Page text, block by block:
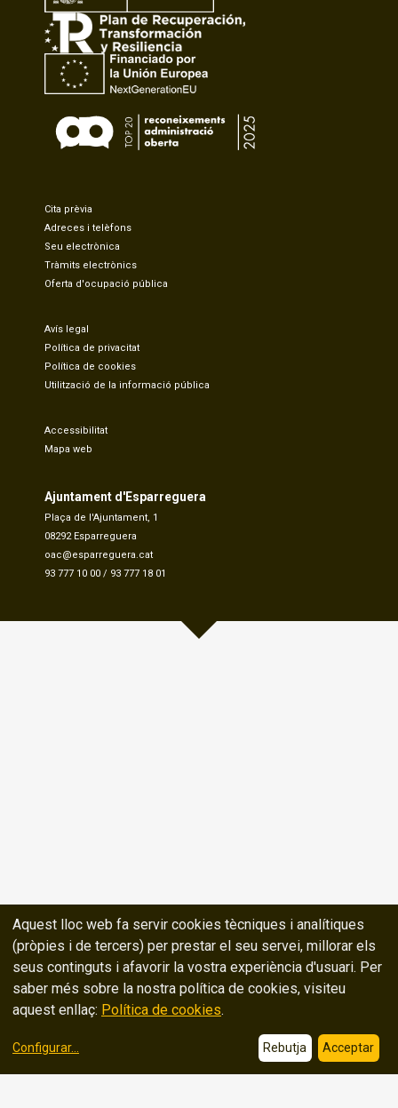
Cita prèvia
Adreces i telèfons
Seu electrònica
Tràmits electrònics
Oferta d'ocupació pública
Avís legal
Política de privacitat
Política de cookies
Utilització de la informació pública
Accessibilitat
Mapa web
Ajuntament d'Esparreguera
Plaça de l'Ajuntament, 1
08292 Esparreguera
oac@esparreguera.cat
93 777 10 00 / 93 777 18 01
Aquest lloc web fa servir cookies tècniques i analítiques
(pròpies i de tercers) per prestar el seu servei, millorar els
seus continguts i afavorir la vostra experiència d'usuari. Per
saber més sobre la nostra política de cookies, visiteu
aquest enllaç: Política de cookies.
Configurar... Rebutja Acceptar